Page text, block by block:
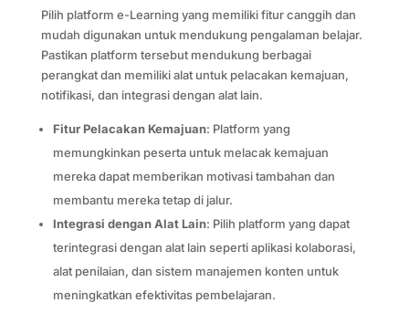
Pilih platform e-Learning yang memiliki fitur canggih dan
mudah digunakan untuk mendukung pengalaman belajar.
Pastikan platform tersebut mendukung berbagai
perangkat dan memiliki alat untuk pelacakan kemajuan,
notifikasi, dan integrasi dengan alat lain.
Fitur Pelacakan Kemajuan: Platform yang
memungkinkan peserta untuk melacak kemajuan
mereka dapat memberikan motivasi tambahan dan
membantu mereka tetap di jalur.
Integrasi dengan Alat Lain: Pilih platform yang dapat
terintegrasi dengan alat lain seperti aplikasi kolaborasi,
alat penilaian, dan sistem manajemen konten untuk
meningkatkan efektivitas pembelajaran.